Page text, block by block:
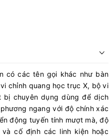
có các tên gọi khác như bàn
chỉnh quang học trục X, bộ vi
bị chuyên dụng dùng để dịch
ngang với độ chính xác
động tuyến tính mượt mà, độ
cố định các linh kiện hoặc